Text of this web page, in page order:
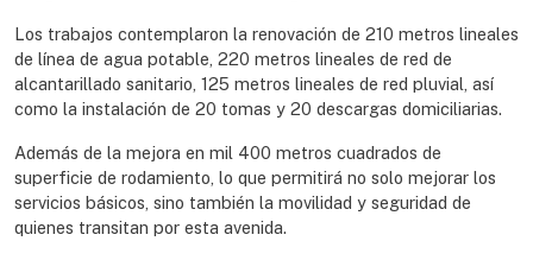
Los trabajos contemplaron la renovación de 210 metros lineales
de línea de agua potable, 220 metros lineales de red de
alcantarillado sanitario, 125 metros lineales de red pluvial, así
como la instalación de 20 tomas y 20 descargas domiciliarias.
Además de la mejora en mil 400 metros cuadrados de
superficie de rodamiento, lo que permitirá no solo mejorar los
servicios básicos, sino también la movilidad y seguridad de
quienes transitan por esta avenida.